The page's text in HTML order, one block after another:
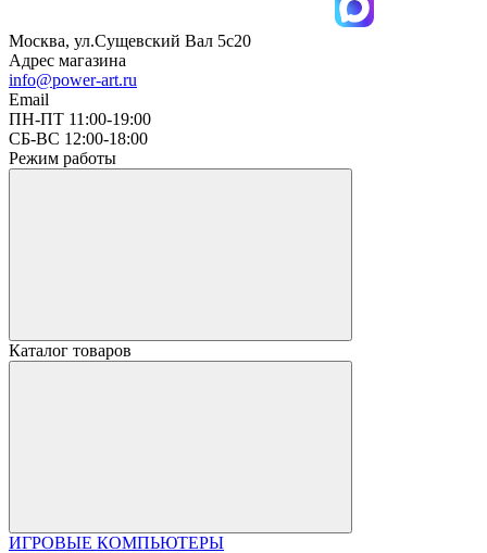
Москва, ул.Сущевский Вал 5с20
Адрес магазина
info@power-art.ru
Email
ПН-ПТ 11:00-19:00
СБ-ВС 12:00-18:00
Режим работы
Каталог товаров
ИГРОВЫЕ КОМПЬЮТЕРЫ